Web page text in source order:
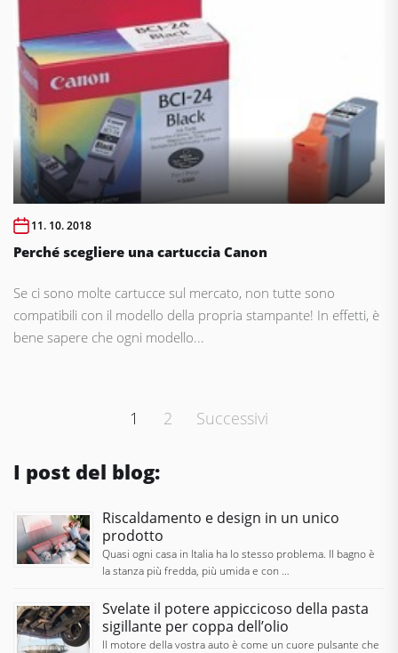
11. 10. 2018
Perché scegliere una cartuccia Canon
Se ci sono molte cartucce sul mercato, non tutte sono
compatibili con il modello della propria stampante! In effetti, è
bene sapere che ogni modello...
Paginazione
articoli
1 2 Successivi
I post del blog:
Riscaldamento e design in un unico
prodotto
Quasi ogni casa in Italia ha lo stesso problema. Il bagno è
la stanza più fredda, più umida e con …
Svelate il potere appiccicoso della pasta
sigillante per coppa dell’olio
Il motore della vostra auto è come un cuore pulsante che